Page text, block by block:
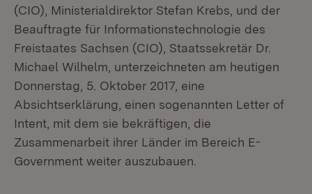
(CIO), Ministerialdirektor Stefan Krebs, und der
Beauftragte für Informationstechnologie des
Freistaates Sachsen (CIO), Staatssekretär Dr.
Michael Wilhelm, unterzeichneten am heutigen
Donnerstag, 5. Oktober 2017, eine
Absichtserklärung, einen sogenannten Letter of
Intent, mit dem sie bekräftigen, die
Zusammenarbeit ihrer Länder im Bereich E-
Government weiter auszubauen.